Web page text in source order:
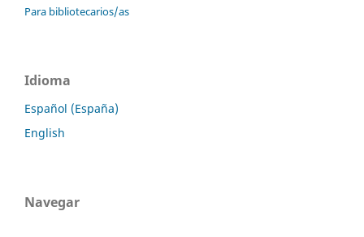
Para bibliotecarios/as
Idioma
Español (España)
English
Navegar